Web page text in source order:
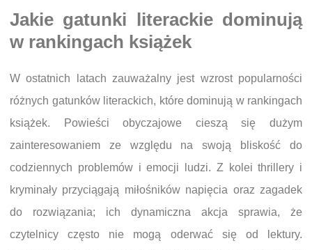
Jakie gatunki literackie dominują
w rankingach książek
W ostatnich latach zauważalny jest wzrost popularności
różnych gatunków literackich, które dominują w rankingach
książek. Powieści obyczajowe cieszą się dużym
zainteresowaniem ze względu na swoją bliskość do
codziennych problemów i emocji ludzi. Z kolei thrillery i
kryminały przyciągają miłośników napięcia oraz zagadek
do rozwiązania; ich dynamiczna akcja sprawia, że
czytelnicy często nie mogą oderwać się od lektury.